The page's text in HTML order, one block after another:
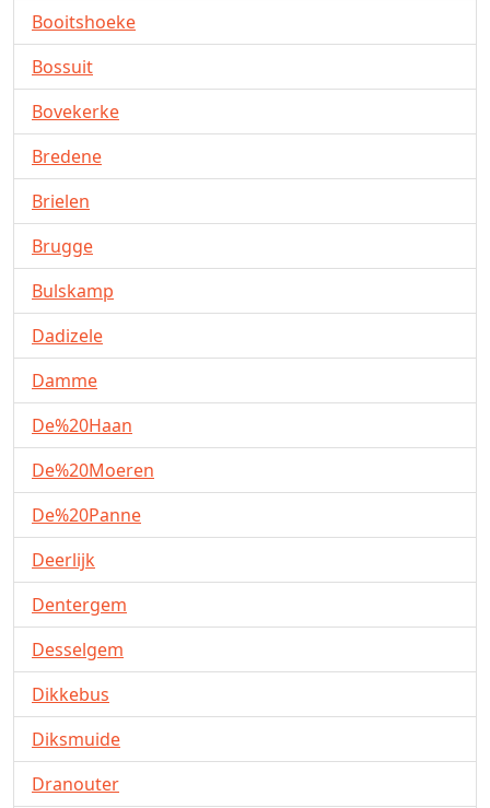
Booitshoeke
Bossuit
Bovekerke
Bredene
Brielen
Brugge
Bulskamp
Dadizele
Damme
De%20Haan
De%20Moeren
De%20Panne
Deerlijk
Dentergem
Desselgem
Dikkebus
Diksmuide
Dranouter